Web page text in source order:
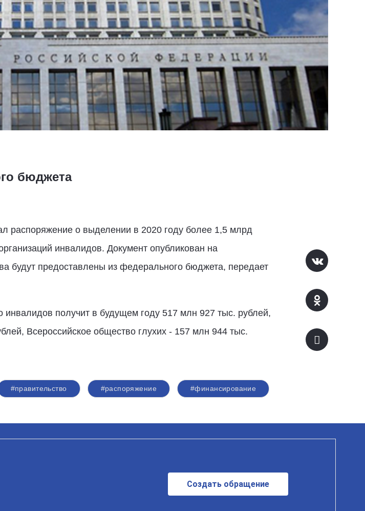
бюджета
распоряжение о выделении в 2020 году более 1,5 млрд
инвалидов. Документ опубликован на
будут предоставлены из федерального бюджета, передает
получит в будущем году 517 млн 927 тыс. рублей,
Всероссийское общество глухих - 157 млн 944 тыс.
#правительство #распоряжение #финансирование
Создать обращение